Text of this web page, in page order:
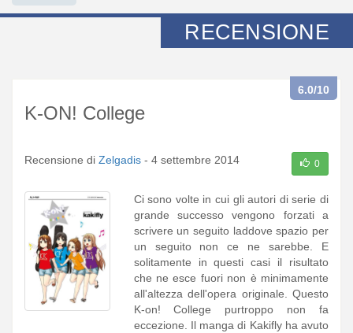
RECENSIONE
K-ON! College
6.0/10
Recensione di Zelgadis - 4 settembre 2014 0
Ci sono volte in cui gli autori di serie di
grande successo vengono forzati a
scrivere un seguito laddove spazio per
un seguito non ce ne sarebbe. E
solitamente in questi casi il risultato
che ne esce fuori non è minimamente
all'altezza dell'opera originale. Questo
K-on! College purtroppo non fa
eccezione. Il manga di Kakifly ha avuto